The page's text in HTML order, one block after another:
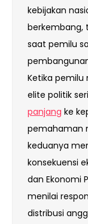
kebijakan
berkembang,
saat pemilu
Ketika pemilu
elite politik
panjang ke
pemahaman
keduanya
konsekuensi
dan Ekonomi
menilai
distribusi